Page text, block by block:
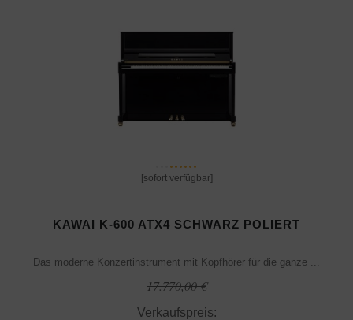
[sofort verfügbar]
KAWAI K-600 ATX4 SCHWARZ POLIERT
Das moderne Konzertinstrument mit Kopfhörer für die ganze ...
17.770,00 €
Verkaufspreis: